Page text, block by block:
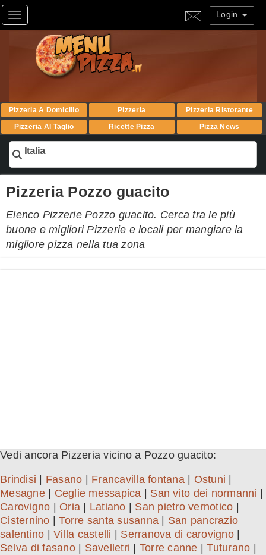
Toggle navigation Login
Pizzeria A Domicilio Pizzeria
Pizzeria Ristorante
Pizzeria Al Taglio
Ricette Pizza Pizza News
Italia
Pizzeria Pozzo guacito
Elenco Pizzerie Pozzo guacito. Cerca tra le più
buone e migliori Pizzerie e locali per mangiare la
migliore pizza nella tua zona
Vedi ancora Pizzeria vicino a Pozzo guacito:
Brindisi Fasano Francavilla fontana| Ostuni
Mesagne| Ceglie messapica San vito dei normanni
Carovigno
Oria Latiano San pietro vernotico
Cisternino |Torre santa susanna
San pancrazio
salentino
Villa castelli Serranova di carovigno|
Selva di fasano| Savelletri Torre canne |Tuturano